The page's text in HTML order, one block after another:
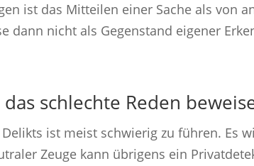
ist das Mitteilen einer Sache als von
dann nicht als Gegenstand eigener
schlechte Reden
ist meist schwierig zu führen. Es
Zeuge kann übrigens ein